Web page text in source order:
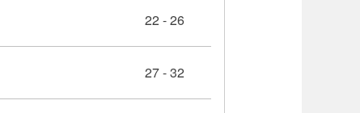
22 - 26
27 - 32